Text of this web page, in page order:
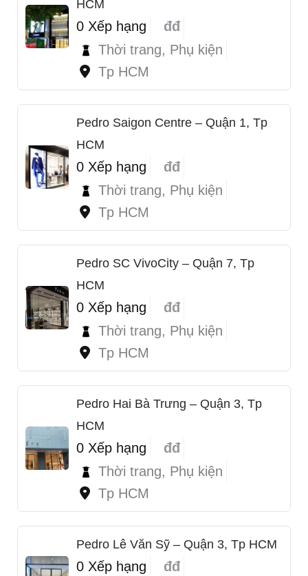
HCM
0 Xếp hạng
đđ
Thời trang, Phụ kiện
Tp HCM
Pedro Saigon Centre – Quận 1, Tp
HCM
0 Xếp hạng
đđ
Thời trang, Phụ kiện
Tp HCM
Pedro SC VivoCity – Quận 7, Tp
HCM
0 Xếp hạng
đđ
Thời trang, Phụ kiện
Tp HCM
Pedro Hai Bà Trưng – Quận 3, Tp
HCM
0 Xếp hạng
đđ
Thời trang, Phụ kiện
Tp HCM
Pedro Lê Văn Sỹ – Quận 3, Tp HCM
0 Xếp hạng
đđ